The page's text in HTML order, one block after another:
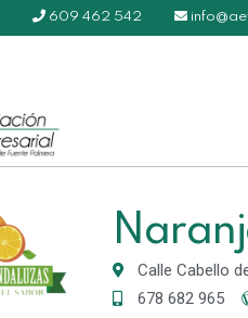
609 462 542
Calle Cabello
678 682 965